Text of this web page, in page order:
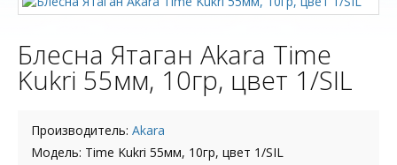
Блесна Ятаган Akara Time
Kukri 55мм, 10гр, цвет 1/SIL
Производитель: Akara
Модель: Time Kukri 55мм, 10гр, цвет 1/SIL